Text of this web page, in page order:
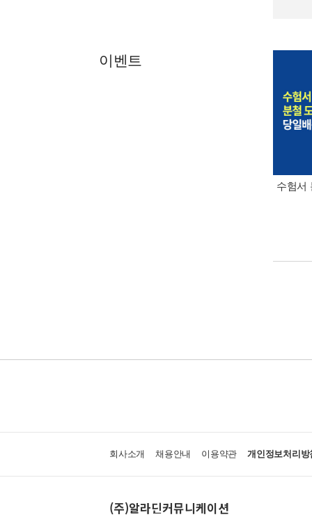
이벤트
수험서
회사소개 채용안내 이용약관 개인정보처리방
(주)알라딘커뮤니케이션